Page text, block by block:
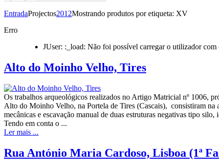
EntradaProjectos2012Mostrando produtos por etiqueta: XV
Erro
JUser: :_load: Não foi possível carregar o utilizador
Alto do Moinho Velho, Tires
Os trabalhos arqueológicos realizados no Artigo Matricial nº 1006,
Alto do Moinho Velho, na Portela de Tires (Cascais), consistiram na
mecânicas e escavação manual de duas estruturas negativas tipo
Tendo em conta o ...
Ler mais ...
Rua António Maria Cardoso, Lisboa (1ª